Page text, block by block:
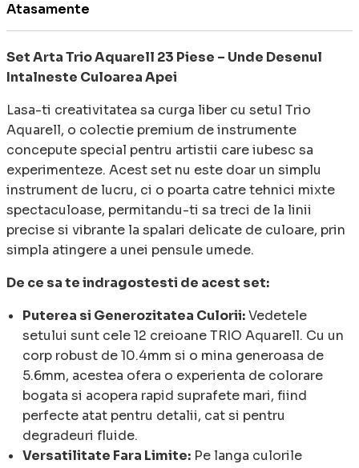
Atasamente
Set Arta Trio Aquarell 23 Piese – Unde Desenul
Intalneste Culoarea Apei
Lasa-ti creativitatea sa curga liber cu setul Trio
Aquarell, o colectie premium de instrumente
concepute special pentru artistii care iubesc sa
experimenteze. Acest set nu este doar un simplu
instrument de lucru, ci o poarta catre tehnici mixte
spectaculoase, permitandu-ti sa treci de la linii
precise si vibrante la spalari delicate de culoare, prin
simpla atingere a unei pensule umede.
De ce sa te indragostesti de acest set:
Puterea si Generozitatea Culorii:Vedetele
setului sunt cele 12 creioane TRIO Aquarell. Cu un
corp robust de 10.4mm si o mina generoasa de
5.6mm, acestea ofera o experienta de colorare
bogata si acopera rapid suprafete mari, fiind
perfecte atat pentru detalii, cat si pentru
degradeuri fluide.
Versatilitate Fara Limite: Pe langa culorile